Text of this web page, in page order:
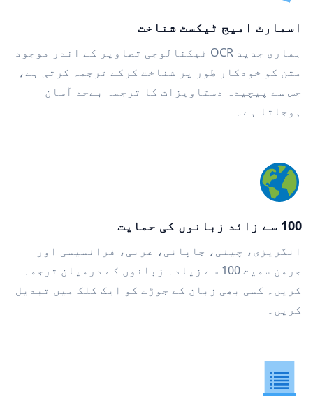
اسمارٹ امیج ٹیکسٹ شناخت
ہماری جدید OCR ٹیکنالوجی تصاویر کے اندر موجود
متن کو خودکار طور پر شناخت کرکے ترجمہ کرتی ہے،
جس سے پیچیدہ دستاویزات کا ترجمہ بےحد آسان
ہوجاتا ہے۔
100 سے زائد زبانوں کی حمایت
انگریزی، چینی، جاپانی، عربی، فرانسیسی اور
جرمن سمیت 100 سے زیادہ زبانوں کے درمیان ترجمہ
کریں۔ کسی بھی زبان کے جوڑے کو ایک کلک میں تبدیل
کریں۔